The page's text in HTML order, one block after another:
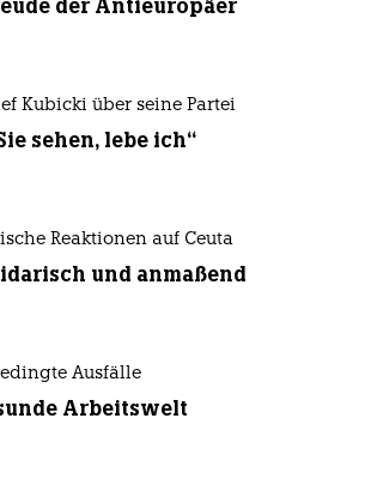
der Antieuropäer
Kubicki über seine Partei
sehen, lebe ich“
Reaktionen auf Ceuta
und anmaßend
Ausfälle
Arbeitswelt